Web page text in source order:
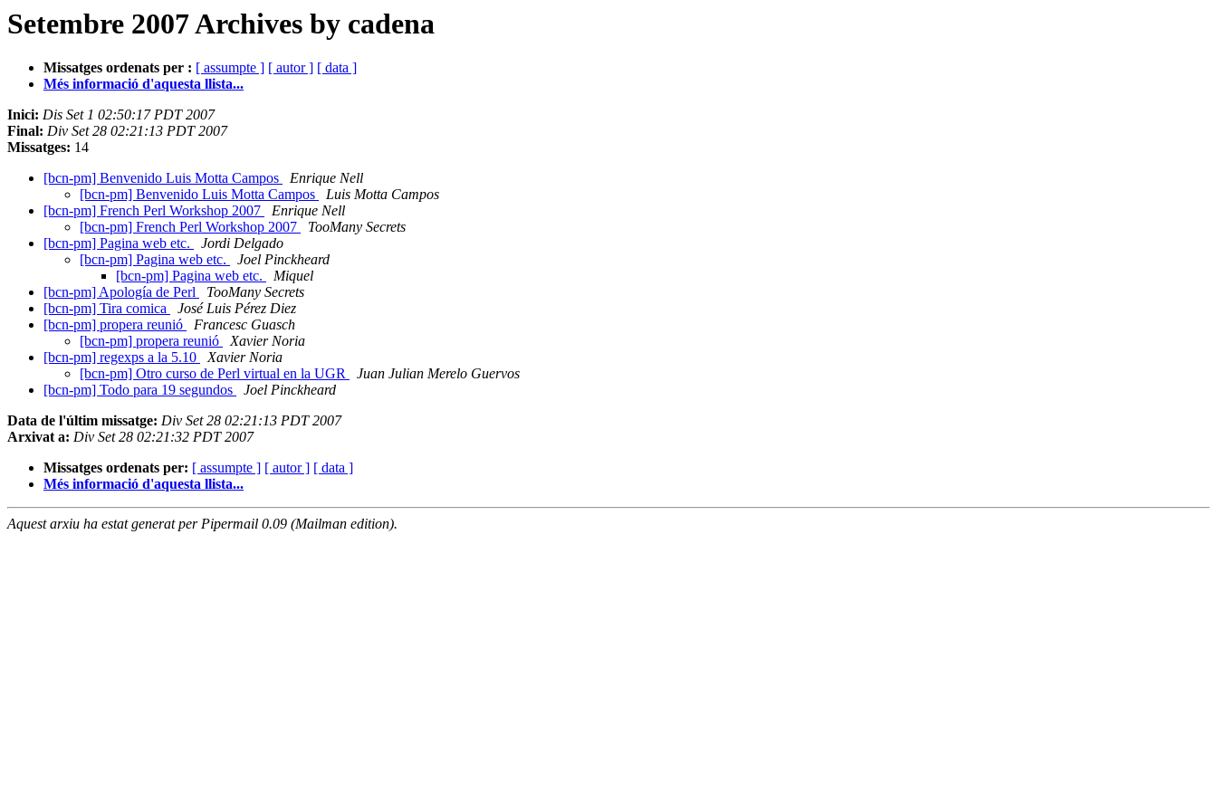
Setembre 2007 Archives by cadena
Missatges ordenats per : [ assumpte ] [ autor ] [ data ]
Més informació d'aquesta llista...
Inici: Dis Set 1 02:50:17 PDT 2007
Final: Div Set 28 02:21:13 PDT 2007
Missatges: 14
[bcn-pm] Benvenido Luis Motta Campos
Enrique Nell
[bcn-pm] Benvenido Luis Motta Campos
Luis Motta Campos
[bcn-pm] French Perl Workshop 2007
Enrique Nell
[bcn-pm] French Perl Workshop 2007
TooMany Secrets
[bcn-pm] Pagina web etc.
Jordi Delgado
[bcn-pm] Pagina web etc.
Joel Pinckheard
[bcn-pm] Pagina web etc.
Miquel
[bcn-pm] Apología de Perl
TooMany Secrets
[bcn-pm] Tira comica
José Luis Pérez Diez
[bcn-pm] propera reunió
Francesc Guasch
[bcn-pm] propera reunió
Xavier Noria
[bcn-pm] regexps a la 5.10
Xavier Noria
[bcn-pm] Otro curso de Perl virtual en la UGR
Juan Julian Merelo Guervos
[bcn-pm] Todo para 19 segundos
Joel Pinckheard
Data de l'últim missatge: Div Set 28 02:21:13 PDT 2007
Arxivat a: Div Set 28 02:21:32 PDT 2007
Missatges ordenats per: [ assumpte ] [ autor ] [ data ]
Més informació d'aquesta llista...
Aquest arxiu ha estat generat per Pipermail 0.09 (Mailman edition).